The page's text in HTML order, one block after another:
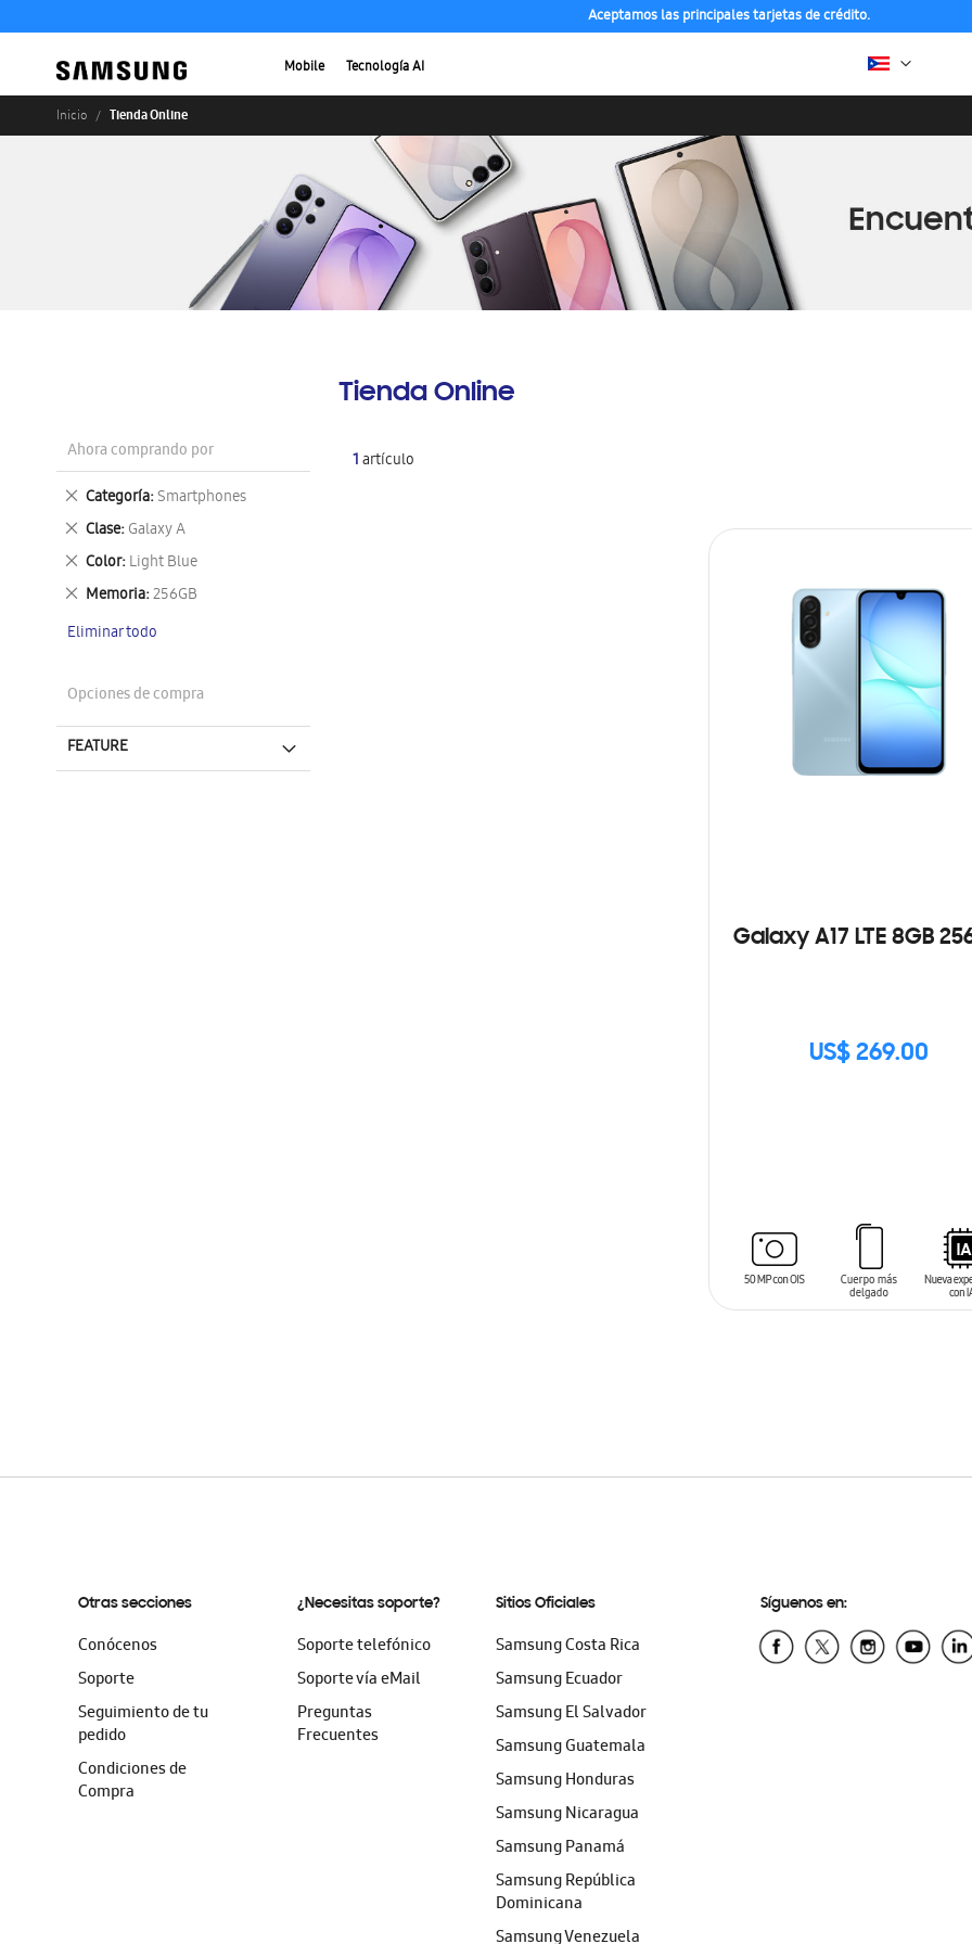
Aceptamos las principales tarjetas de crédito.
Mobile Tecnología AI
Inicio Tienda Online
Tienda Online
1artículo
Galaxy A17 LTE 8GB
US$ 269.00
SIN
Ahora comprando por
Categoría Smartphones
Eliminar
este
artículo
Clase Galaxy A
Eliminar
este
artículo
Color Light Blue
Eliminar
este
artículo
Memoria 256GB
Eliminar
artículo
Eliminar todo
Opciones de compra
FEATURE
Otras secciones
Conócenos
Soporte
Seguimiento de tu
pedido
Condiciones de
Compra
¿Necesitas soporte?
Soporte telefónico
Soporte vía eMail
Preguntas
Frecuentes
Sitios Oficiales
Samsung Costa Rica
Samsung Ecuador
Samsung El Salvador
Samsung Guatemala
Samsung Honduras
Samsung Nicaragua
Samsung Panamá
Samsung República
Dominicana
Samsung Venezuela
Síguenos en: